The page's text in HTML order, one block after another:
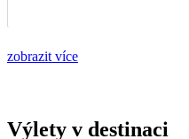
zobrazit více
Výlety v destinaci